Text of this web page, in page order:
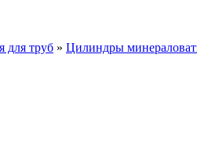
для труб » Цилиндры